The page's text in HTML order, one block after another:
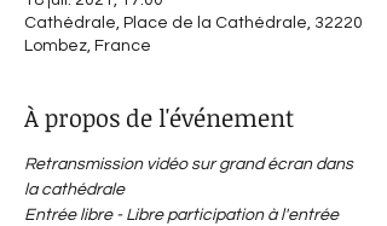
Cathédrale, Place de la Cathédrale, 32220
Lombez, France
À propos de l'événement
Retransmission vidéo sur grand écran dans
la cathédrale
Entrée libre - Libre participation à l'entrée